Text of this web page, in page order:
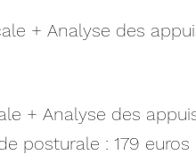
+ Analyse des
+ Analyse des
posturale : 179 euros